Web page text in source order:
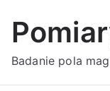
Badanie pola